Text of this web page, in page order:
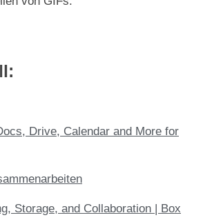
:
Drive, Calendar and More for
Storage, and Collaboration | Box